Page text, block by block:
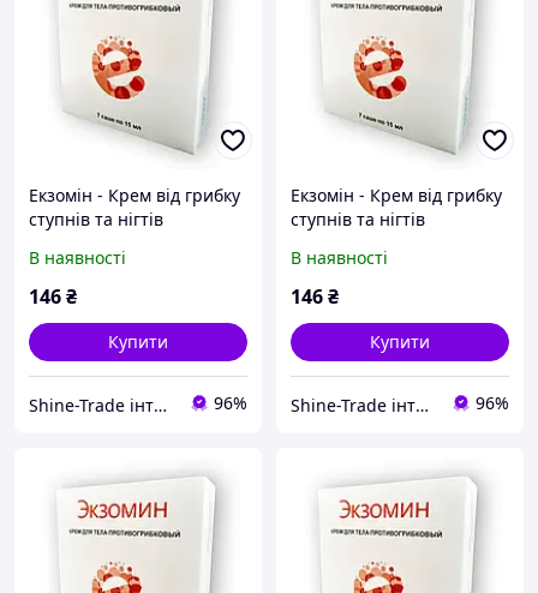
Екзомін - Крем від грибку
ступнів та нігтів
В наявності
146₴
Купити
Shine-Trade інтернет-магазин 96%
Екзомін - Крем від грибку
ступнів та нігтів
В наявності
146₴
Купити
Shine-Trade інтернет-магазин 96%